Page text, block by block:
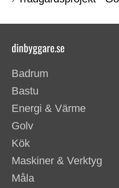
dinbyggare.se
Badrum
Bastu
Energi & Värme
Golv
Kök
Maskiner & Verktyg
Måla